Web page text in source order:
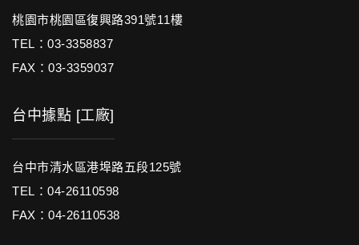
桃園市桃園區復興路391號11樓
TEL：03-3358837
FAX：03-3359037
台中據點 [工廠]
台中市清水區港埠路五段125號
TEL：04-26110598
FAX：04-26110538